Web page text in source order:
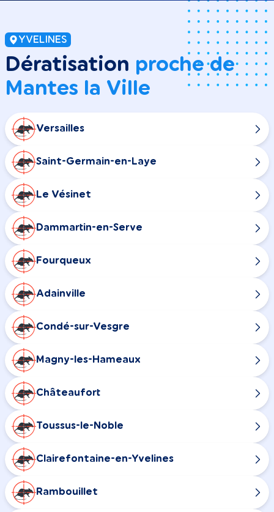
YVELINES
Dératisation proche de
Mantes la Ville
Versailles
Saint-Germain-en-Laye
Le Vésinet
Dammartin-en-Serve
Fourqueux
Adainville
Condé-sur-Vesgre
Magny-les-Hameaux
Châteaufort
Toussus-le-Noble
Clairefontaine-en-Yvelines
Rambouillet